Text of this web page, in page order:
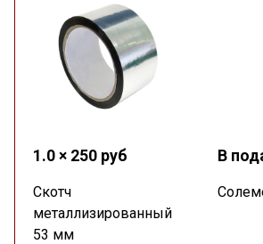
1.0 × 250 руб
Скотч
металлизированный
53 мм
В